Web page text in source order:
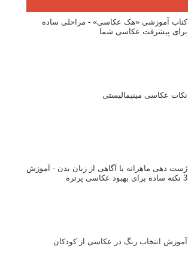
کتاب آموزشی «هک عکاسی» - مراحلی ساده
برای پیشرفت عکاسی شما
نکات عکاسی مینیمالیستی
ژست دهی ماهرانه با آگاهی از زبان بدن - آموزش
3 نکته ساده برای بهبود عکاسی پرتره
آموزش انتخاب رنگ در عکاسی از کودکان